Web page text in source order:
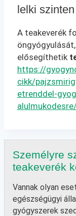
lelki szinten
A teakeverék
elősegíthetik
https://
cikk/
etrenddel-
Személyre
teakeverék
Vannak olyan
egészségügyi
gyógyszerek